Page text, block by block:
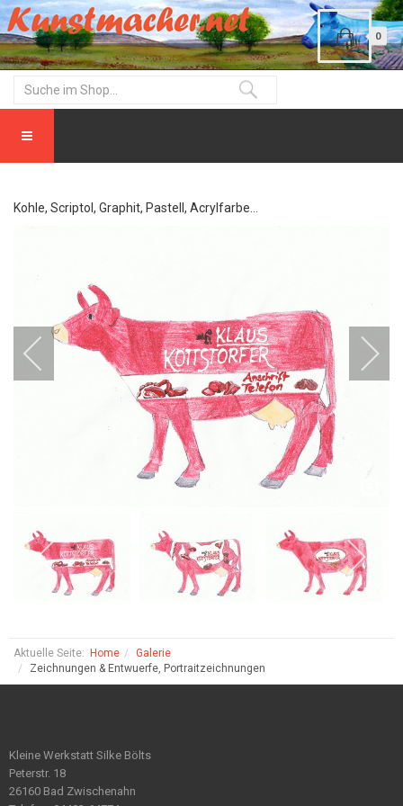
0
Kohle, Scriptol, Graphit, Pastell, Acrylfarbe...
Aktuelle Seite: Home
Galerie
Zeichnungen & Entwuerfe, Portraitzeichnungen
Kleine Werkstatt Silke Bölts
Peterstr. 18
26160 Bad Zwischenahn